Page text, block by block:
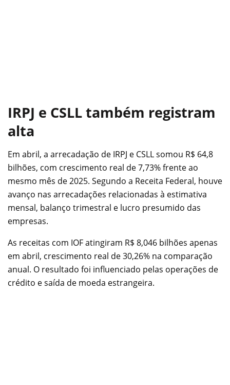
IRPJ e CSLL também registram
alta
Em abril, a arrecadação de IRPJ e CSLL somou R$ 64,8
bilhões, com crescimento real de 7,73% frente ao
mesmo mês de 2025. Segundo a Receita Federal, houve
avanço nas arrecadações relacionadas à estimativa
mensal, balanço trimestral e lucro presumido das
empresas.
As receitas com IOF atingiram R$ 8,046 bilhões apenas
em abril, crescimento real de 30,26% na comparação
anual. O resultado foi influenciado pelas operações de
crédito e saída de moeda estrangeira.